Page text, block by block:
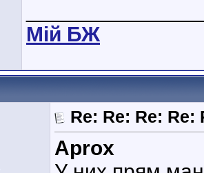
Мiй БЖ
Re: Re: Re: Re:
Aprox